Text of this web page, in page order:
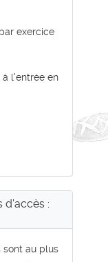
exercice
à l'entrée en
d'accès :
sont au plus